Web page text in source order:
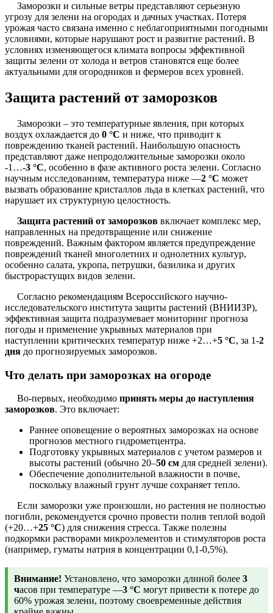
Заморозки и сильные ветры представляют серьезную
угрозу для зелени на огородах и дачных участках. Потеря
урожая часто связана именно с неблагоприятными погодными
условиями, которые нарушают рост и развитие растений. В
условиях изменяющегося климата вопросы эффективной
защиты зелени от холода и ветров становятся еще более
актуальными для огородников и фермеров всех уровней.
Защита растений от заморозков
Заморозки – это температурные явления, при которых
воздух охлаждается до 0 °C и ниже, что приводит к
повреждению тканей растений. Наибольшую опасность
представляют даже непродолжительные заморозки около
-1…-3 °C, особенно в фазе активного роста зелени. Согласно
научным исследованиям, температура ниже —2 °C может
вызвать образование кристаллов льда в клетках растений, что
нарушает их структурную целостность.
Защита растений от заморозков включает комплекс мер,
направленных на предотвращение или снижение
повреждений. Важным фактором является предупреждение
повреждений тканей многолетних и однолетних культур,
особенно салата, укропа, петрушки, базилика и других
быстрорастущих видов зелени.
Согласно рекомендациям Всероссийского научно-
исследовательского института защиты растений (ВНИИЗР),
эффективная защита подразумевает мониторинг прогноза
погоды и применение укрывных материалов при
наступлении критических температур ниже +2…+5 °C, за 1-2
дня до прогнозируемых заморозков.
Что делать при заморозках на огороде
Во-первых, необходимо принять меры до наступления
заморозков. Это включает:
Раннее оповещение о вероятных заморозках на основе
прогнозов местного гидрометцентра.
Подготовку укрывных материалов с учетом размеров и
высоты растений (обычно 20–50 см для средней зелени).
Обеспечение дополнительной влажности в почве,
поскольку влажный грунт лучше сохраняет тепло.
Если заморозки уже произошли, но растения не полностью
погибли, рекомендуется срочно провести полив теплой водой
(+20…+25 °C) для снижения стресса. Также полезны
подкормки растворами микроэлементов и стимуляторов роста
(например, гуматы натрия в концентрации 0,1-0,5%).
Внимание! Установлено, что заморозки длиной более 3
часов при температуре —3 °C могут привести к потере до
60% урожая зелени, поэтому своевременные действия